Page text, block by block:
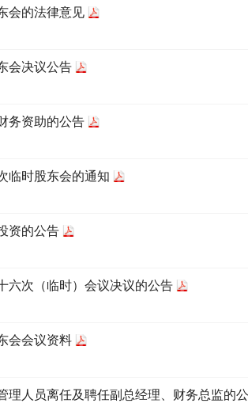
会的法律意见
会决议公告
务资助的公告
临时股东会的通知
资的公告
六次（临时）会议决议的公告
会会议资料
理人员离任及聘任副总经理、财务总监的